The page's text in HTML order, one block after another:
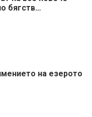
бягств…
на езерото